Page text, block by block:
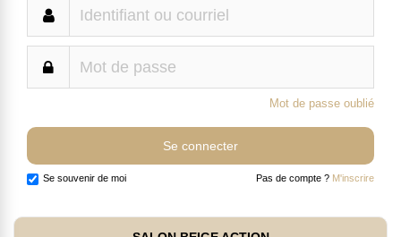
Mot de passe oublié
Se souvenir de moi Pas de compte ? M'inscrire